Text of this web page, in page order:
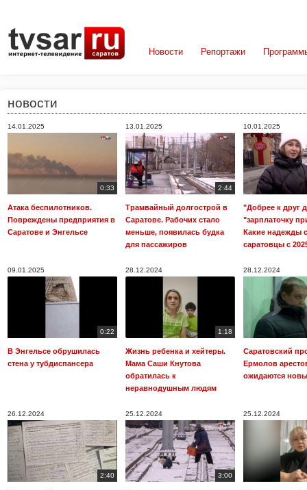
Новости Репортажи
новости
14.01.2025
0:33
Атака беспилотников.
Повреждены предприятия в
Саратове и Энгельсе
13.01.2025
2:44
Трамвайный долгострой в
Саратове. Рабочих стало
меньше, появилась будка
для пассажиров
10.01.2025
"Добрее к друг
"зарплаточку
Какие надежды
саратовцы с
09.01.2025
0:22
В Энгельсе обрушилась
стена у тубдиспансера
28.12.2024
1:18
Жизнь ребенка и хейтеры.
Мама Саши Кнутова
обратилась к
неравнодушным людям
28.12.2024
Саратовский
Ермолов
ожидаются
26.12.2024
2:40
25.12.2024
3:00
25.12.2024